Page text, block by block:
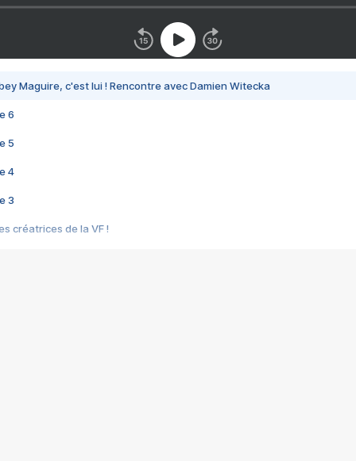
Maguire, c'est lui ! Rencontre avec Damien Witecka
6
5
4
3
créatrices de la VF !